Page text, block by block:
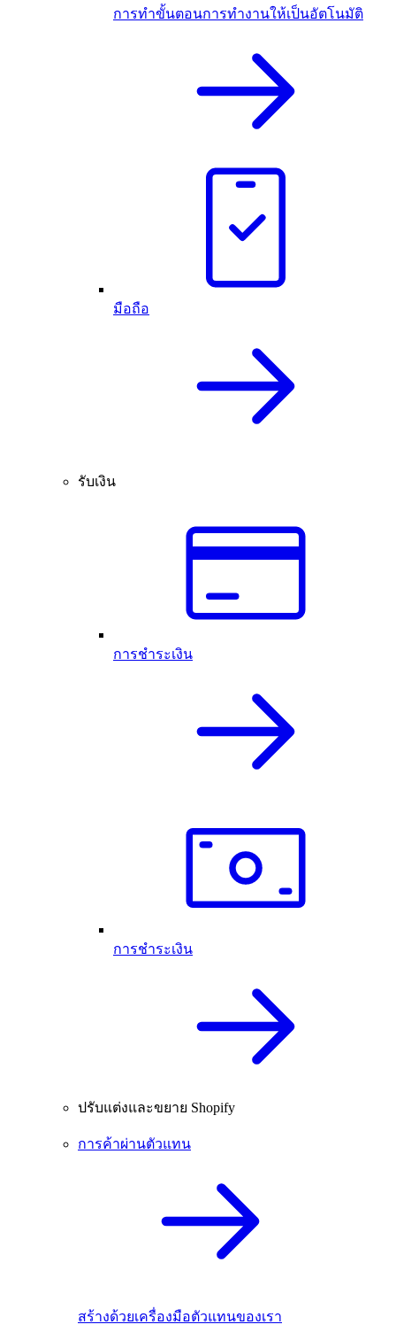
การทำขั้นตอนการทำงานให้เป็นอัตโนมัติ
มือถือ
รับเงิน
การชำระเงิน
การชำระเงิน
ปรับแต่งและขยาย Shopify
การค้าผ่านตัวแทน
สร้างด้วยเครื่องมือตัวแทนของเรา